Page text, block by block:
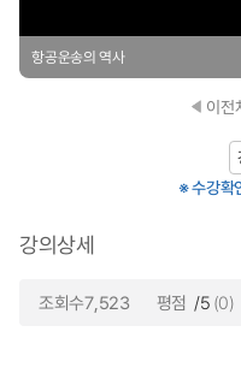
항공운송의 역사
이전
※ 수강확
강의상세
조회수7,523 평점 /5 (0)